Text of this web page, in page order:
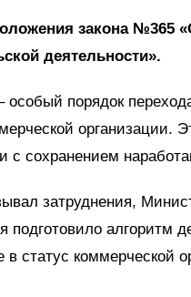
закона №365
деятельности».
порядок
организации.
с сохранением
затруднения,
подготовило алгоритм
статус коммерческой